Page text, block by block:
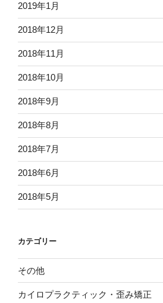
2019年1月
2018年12月
2018年11月
2018年10月
2018年9月
2018年8月
2018年7月
2018年6月
2018年5月
カテゴリー
その他
カイロプラクティック・歪み矯正